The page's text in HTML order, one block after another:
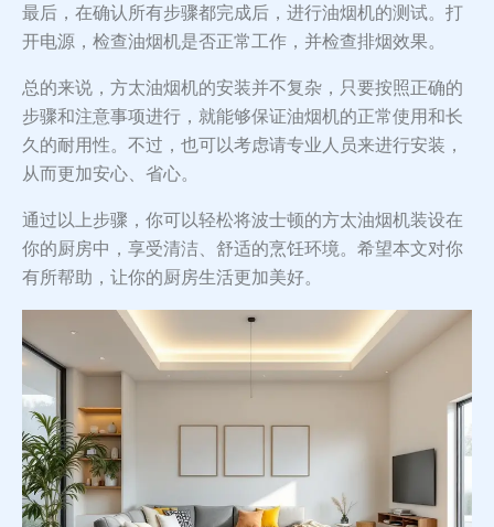
最后，在确认所有步骤都完成后，进行油烟机的测试。打
开电源，检查油烟机是否正常工作，并检查排烟效果。
总的来说，方太油烟机的安装并不复杂，只要按照正确的
步骤和注意事项进行，就能够保证油烟机的正常使用和长
久的耐用性。不过，也可以考虑请专业人员来进行安装，
从而更加安心、省心。
通过以上步骤，你可以轻松将波士顿的方太油烟机装设在
你的厨房中，享受清洁、舒适的烹饪环境。希望本文对你
有所帮助，让你的厨房生活更加美好。